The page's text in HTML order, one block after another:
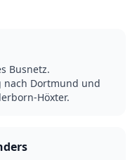
Busnetz.
Dortmund und
Höxter.